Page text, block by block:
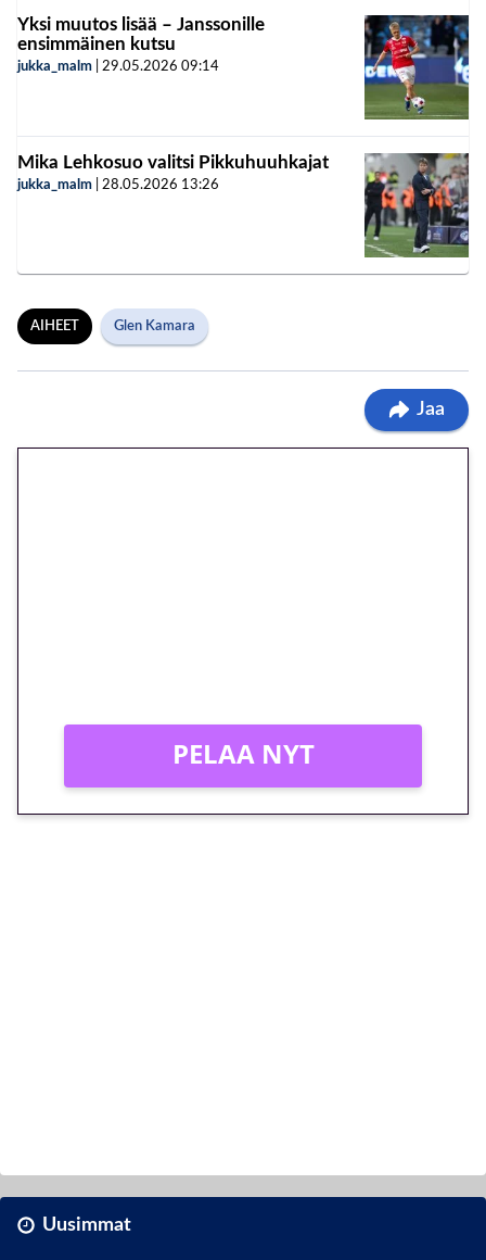
Yksi muutos lisää – Janssonille
ensimmäinen kutsu
jukka_malm 29.05.2026 09:14
Mika Lehkosuo valitsi Pikkuhuuhkajat
jukka_malm 28.05.2026 13:26
AIHEET Glen Kamara
Jaa
PELAA NYT
Uusimmat